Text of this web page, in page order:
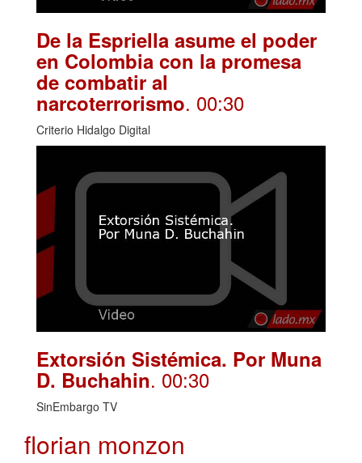
De la Espriella asume el poder
en Colombia con la promesa
de combatir al
narcoterrorismo. 00:30
Criterio Hidalgo Digital
Extorsión Sistémica. Por Muna
D. Buchahin. 00:30
SinEmbargo TV
florian monzon